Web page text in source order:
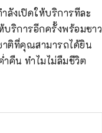
ลังเปิดให้บริการทีละ
บริการอีกครั้งพร้อมซาว
าติที่คุณสามารถได้ยิน
ำคืน ทำไมไม่ลืมชีวิต